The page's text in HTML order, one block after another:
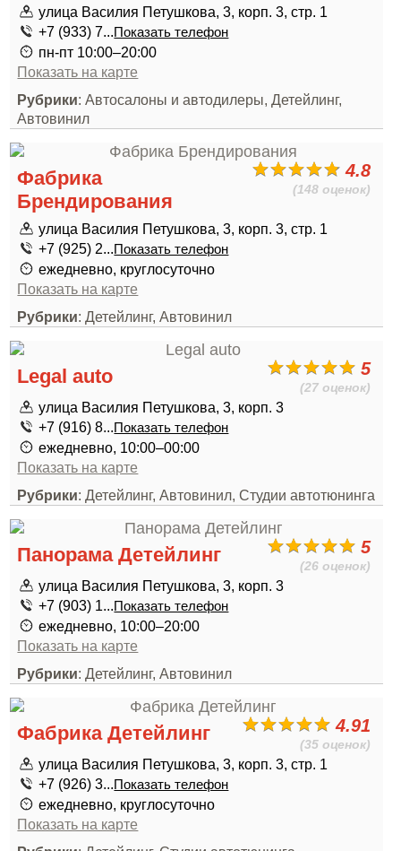
улица Василия Петушкова, 3, корп. 3, стр. 1
+7 (933) 7...Показать телефон
пн-пт 10:00–20:00
Показать на карте
Рубрики: Автосалоны и автодилеры, Детейлинг,
Автовинил
4.8
(148 оценок)
Фабрика
Брендирования
улица Василия Петушкова, 3, корп. 3, стр. 1
+7 (925) 2...Показать телефон
ежедневно, круглосуточно
Показать на карте
Рубрики: Детейлинг, Автовинил
5
(27 оценок)
Legal auto
улица Василия Петушкова, 3, корп. 3
+7 (916) 8...Показать телефон
ежедневно, 10:00–00:00
Показать на карте
Рубрики: Детейлинг, Автовинил, Студии автотюнинга
5
(26 оценок)
Панорама Детейлинг
улица Василия Петушкова, 3, корп. 3
+7 (903) 1...Показать телефон
ежедневно, 10:00–20:00
Показать на карте
Рубрики: Детейлинг, Автовинил
4.91
(35 оценок)
Фабрика Детейлинг
улица Василия Петушкова, 3, корп. 3, стр. 1
+7 (926) 3...Показать телефон
ежедневно, круглосуточно
Показать на карте